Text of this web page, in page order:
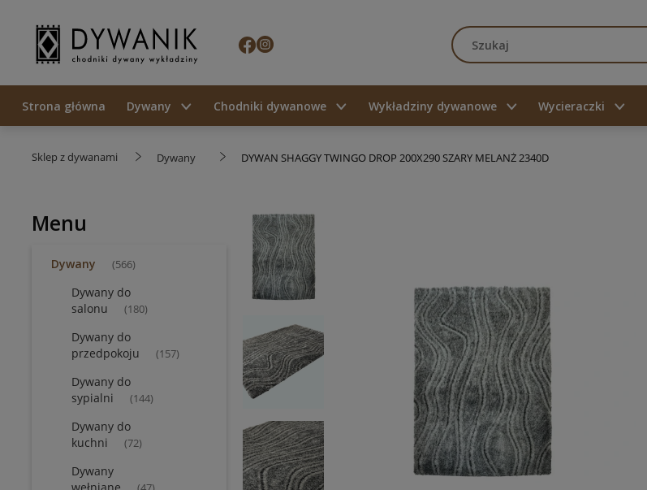
Strona główna Dywany Chodniki dywanowe Wykładziny dywanowe Wycieraczki
Sklep z dywanami Dywany DYWAN SHAGGY TWINGO DROP 200X290 SZARY MELANŻ 2340D
Menu
Dywany (566)
Dywany do
salonu
(180)
Dywany do
przedpokoju
(157)
Dywany do
sypialni
(144)
Dywany do
kuchni
(72)
Dywany